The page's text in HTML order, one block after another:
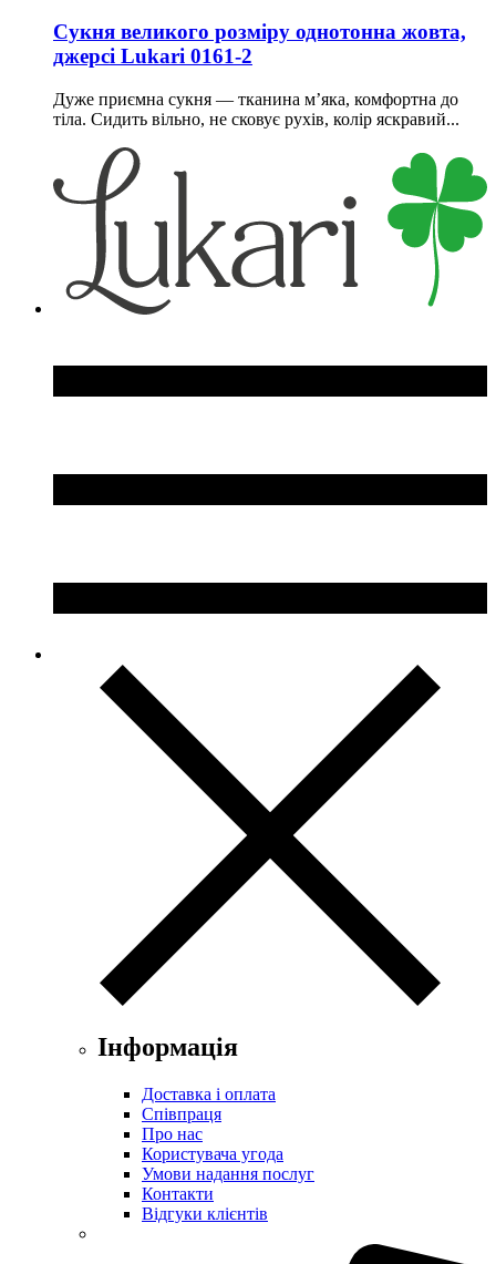
Сукня великого розміру однотонна жовта,
джерсi Lukari 0161-2
Дуже приємна сукня — тканина м’яка, комфортна до
тіла. Сидить вільно, не сковує рухів, колір яскравий...
Інформація
Доставка і оплата
Співпраця
Про нас
Користувача угода
Умови надання послуг
Контакти
Відгуки клієнтів